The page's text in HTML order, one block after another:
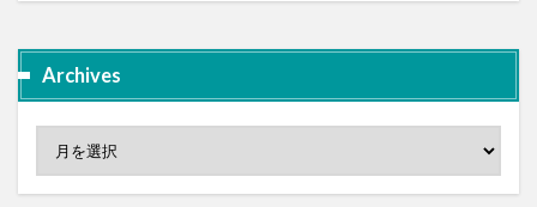
Archives